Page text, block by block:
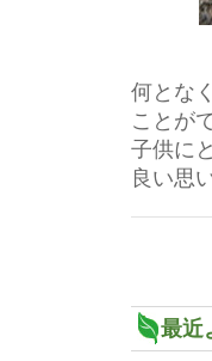
何とな
ことが
子供に
良い思
最近